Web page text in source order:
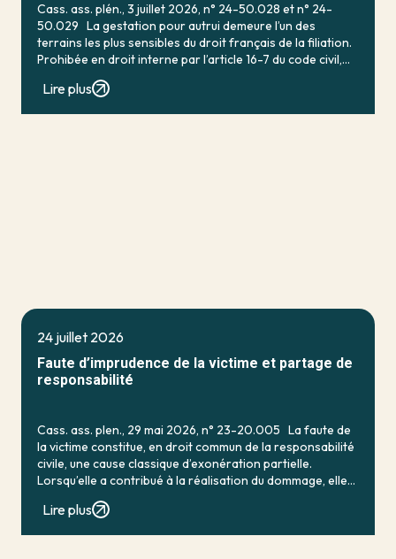
Cass. ass. plén., 3 juillet 2026, n° 24-50.028 et n° 24-
50.029 La gestation pour autrui demeure l’un des
terrains les plus sensibles du droit français de la filiation.
Prohibée en droit interne par l’article 16-7 du code civil,
Lire plus
24 juillet 2026
Faute d’imprudence de la victime et partage de
responsabilité
Cass. ass. plen., 29 mai 2026, n° 23-20.005 La faute de
la victime constitue, en droit commun de la responsabilité
civile, une cause classique d’exonération partielle.
Lorsqu’elle a contribué à la réalisation du dommage, elle
conduit en principe à […]
Lire plus